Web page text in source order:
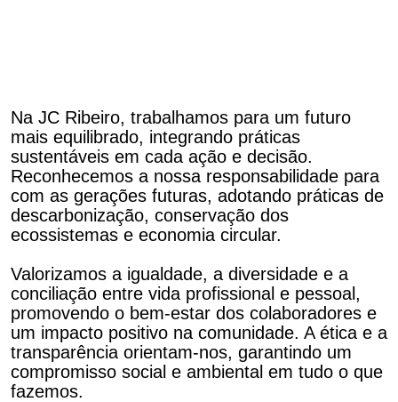
Na JC Ribeiro, trabalhamos para um futuro
mais equilibrado, integrando práticas
sustentáveis em cada ação e decisão.
Reconhecemos a nossa responsabilidade para
com as gerações futuras, adotando práticas de
descarbonização, conservação dos
ecossistemas e economia circular.
Valorizamos a igualdade, a diversidade e a
conciliação entre vida profissional e pessoal,
promovendo o bem-estar dos colaboradores e
um impacto positivo na comunidade. A ética e a
transparência orientam-nos, garantindo um
compromisso social e ambiental em tudo o que
fazemos.